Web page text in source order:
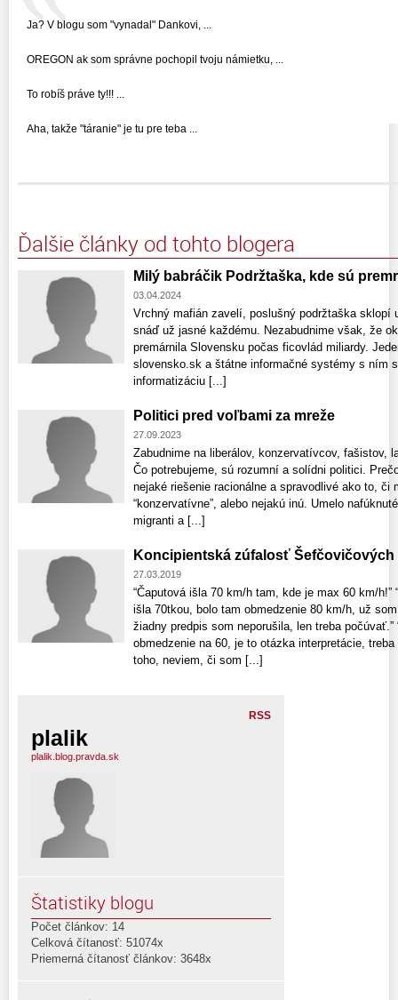
Ja? V blogu som "vynadal" Dankovi, ...
OREGON ak som správne pochopil tvoju námietku, ...
To robíš práve ty!!! ...
Aha, takže "táranie" je tu pre teba ...
Ďalšie články od tohto blogera
Milý babráčik Podržtaška, kde sú
03.04.2024
Vrchný mafián zavelí, poslušný podržtaška sklopí
snáď už jasné každému. Nezabudnime však, že
premárnila Slovensku počas ficovlád miliardy.
slovensko.sk a štátne informačné systémy s ním
informatizáciu [...]
Politici pred voľbami za mreže
27.09.2023
Zabudnime na liberálov, konzervatívcov, fašistov,
Čo potrebujeme, sú rozumní a solídni politici.
nejaké riešenie racionálne a spravodlivé ako to, či
“konzervatívne”, alebo nejakú inú. Umelo
migranti a [...]
Koncipientská zúfalosť Šefčovičových
27.03.2019
“Čaputová išla 70 km/h tam, kde je max 60 km/
išla 70tkou, bolo tam obmedzenie 80 km/h, už
žiadny predpis som neporušila, len treba
obmedzenie na 60, je to otázka interpretácie,
toho, neviem, či som [...]
RSS
plalik
plalik.blog.pravda.sk
Štatistiky blogu
Počet článkov: 14
Celková čítanosť: 51074x
Priemerná čítanosť článkov: 3648x